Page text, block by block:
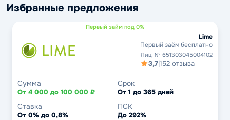
Избранные предложения
Первый займ под 0%
Lime
Первый заём бесплатно
Лиц. № 651303045004102
3,7|152 отзыва
Сумма
От 4 000 до 100 000 ₽
Срок
От 1 до 365 дней
Ставка
От 0% до 0,8%
ПСК
До 292%